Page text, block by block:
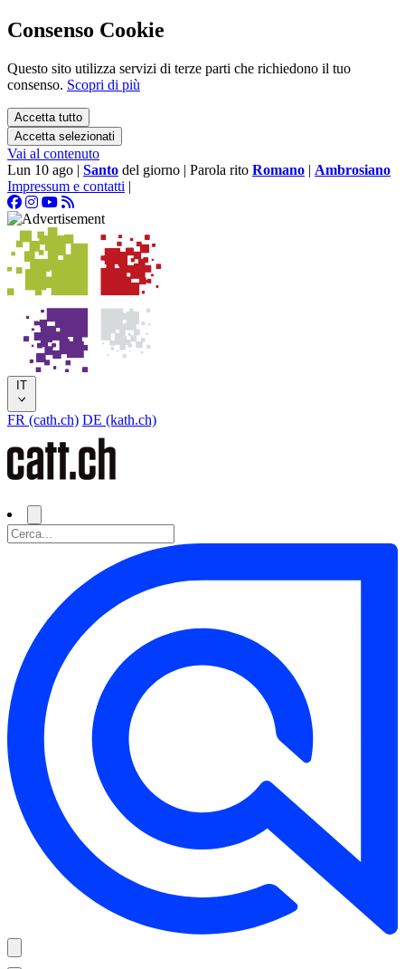
Consenso Cookie
Questo sito utilizza servizi di terze parti che richiedono il tuo
consenso. Scopri di più
Accetta tutto
Accetta selezionati
Vai al contenuto
Lun 10 ago | Santo del giorno | Parola rito Romano | Ambrosiano
Impressum e contatti |
IT
FR (cath.ch) DE (kath.ch)